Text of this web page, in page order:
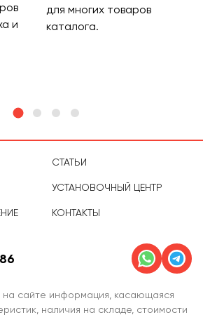
и
для многих товаров
каталога.
СТАТЬИ
УСТАНОВОЧНЫЙ ЦЕНТР
КОНТАКТЫ
на сайте информация, касающаяся
наличия на складе, стоимости